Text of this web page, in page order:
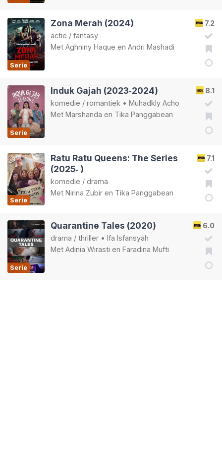
Serie
7.2
Zona Merah (2024)
actie / fantasy
Met Aghniny Haque en Andri Mashadi
Serie
8.1
Induk Gajah (2023‑2024)
komedie / romantiek • Muhadkly Acho
Met Marshanda en Tika Panggabean
Serie
7.1
Ratu Ratu Queens: The Series
(2025‑ )
komedie / drama
Met Nirina Zubir en Tika Panggabean
Serie
6.0
Quarantine Tales (2020)
drama / thriller • Ifa Isfansyah
Met Adinia Wirasti en Faradina Mufti